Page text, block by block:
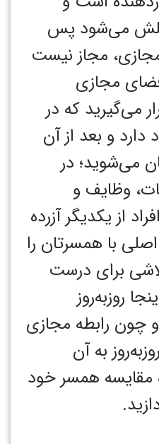
می‌شود پس
مجازی، مجاز نیست
مجازی
می‌گیرید که در
و بعد از آن
می‌شوید؛ در
وظایف و
از یکدیگر آزرده
با همسرتان را
برای درست
روزبه‌روز
چون رابطه مجازی
به آن
مقایسه همسر خود